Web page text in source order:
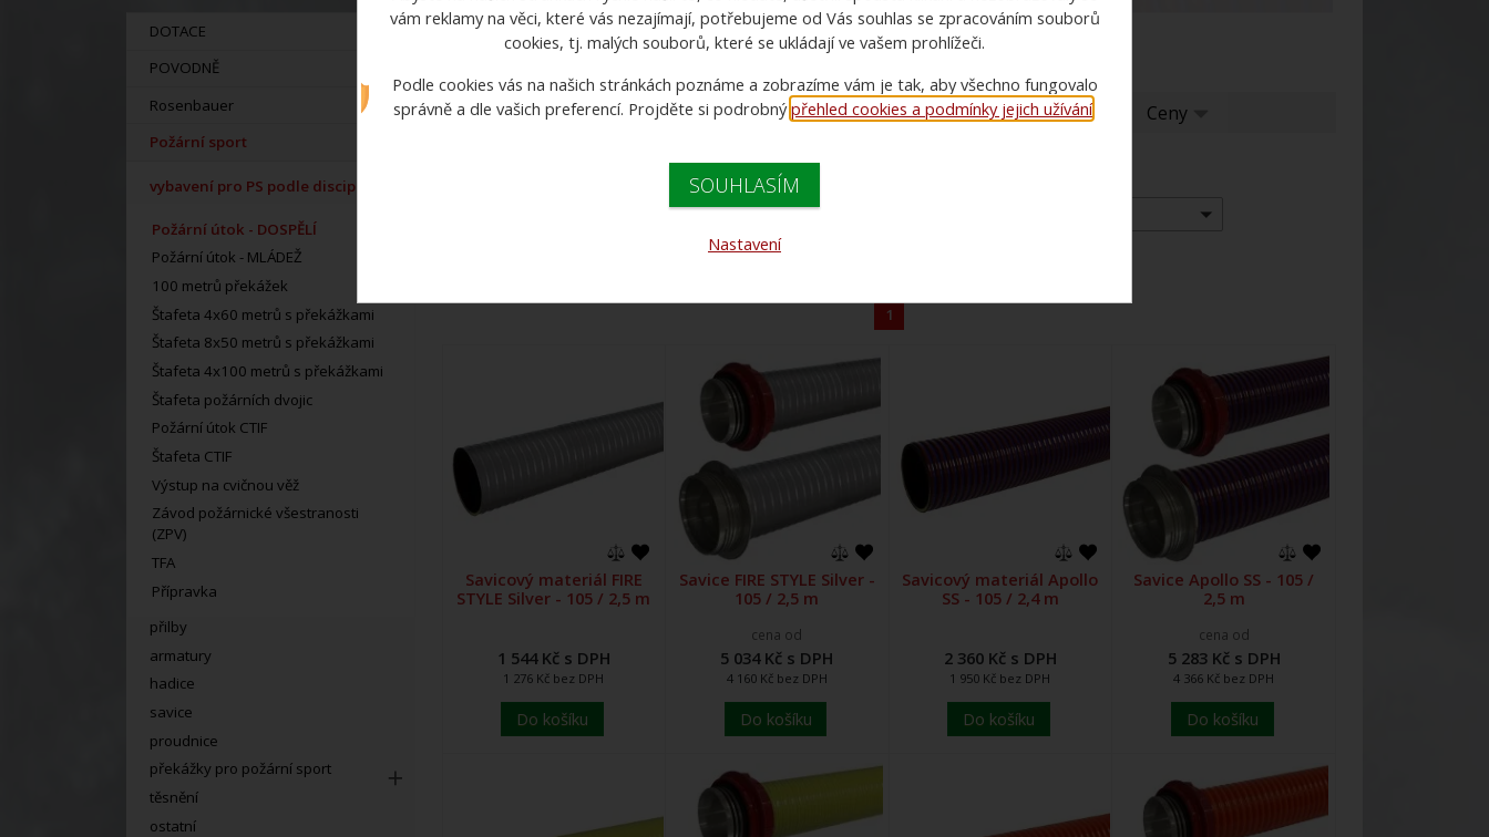
DOTACE
POVODNĚ
Rosenbauer
Požární sport
vybavení pro PS podle disciplín
Požární útok - DOSPĚLÍ
Požární útok - MLÁDEŽ
100 metrů překážek
Štafeta 4x60 metrů s překážkami
Štafeta 8x50 metrů s překážkami
Štafeta 4x100 metrů s překážkami
Štafeta požárních dvojic
Požární útok CTIF
Štafeta CTIF
Výstup na cvičnou věž
Závod požárnické všestranosti
(ZPV)
TFA
Přípravka
přilby
armatury
hadice
savice
proudnice
překážky pro požární sport
těsnění
ostatní
Doporučujeme Názvu zboží Názvu zboží Ceny Ceny
Varianty:
-- vše --
1
Savicový materiál FIRE
STYLE Silver - 105 / 2,5 m
1 544 Kč s DPH
1 276 Kč bez DPH
Do košíku
Savice FIRE STYLE Silver -
105 / 2,5 m
cena od
5 034 Kč s DPH
4 160 Kč bez DPH
Do košíku
Savicový materiál Apollo
SS - 105 / 2,4 m
2 360 Kč s DPH
1 950 Kč bez DPH
Do košíku
Savice Apollo SS - 105 /
2,5 m
cena od
5 283 Kč s DPH
4 366 Kč bez DPH
Do košíku
vám reklamy na věci, které vás nezajímají, potřebujeme od Vás souhlas se zpracováním souborů
cookies, tj. malých souborů, které se ukládají ve vašem prohlížeči.
Podle cookies vás na našich stránkách poznáme a zobrazíme vám je tak, aby všechno fungovalo
správně a dle vašich preferencí. Projděte si podrobnýpřehled cookies a podmínky jejich užívání
SOUHLASÍM
Nastavení